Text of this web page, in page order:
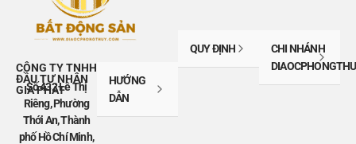
CÔNG TY TNHH
ĐẦU TƯ NHÂN
GIA PHÁT
Số 432 Lê Thị
Riêng, Phường
Thới An, Thành
phố Hồ Chí Minh,
HƯỚNG
DẪN
QUY ĐỊNH
CHI NHÁNH